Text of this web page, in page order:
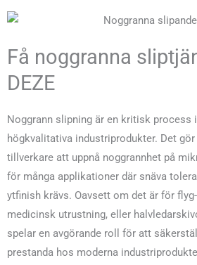
Få noggranna
DEZE
Noggrann slipning är en kritisk process
högkvalitativa industriprodukter. Det
tillverkare att uppnå noggrannhet på
för många applikationer där snäva
ytfinish krävs. Oavsett om det är för
medicinsk utrustning, eller
spelar en avgörande roll för att
prestanda hos moderna